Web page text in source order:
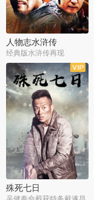
人物志水浒传
经典版水浒传再现
全34集
殊死七日